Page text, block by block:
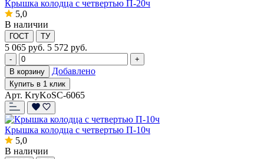
Крышка колодца с четвертью П-20ч
5,0
В наличии
ГОСТ ТУ
5 065 руб. 5 572 руб.
-
+
В корзину
Добавлено
Купить в 1 клик
Арт. KryKoSC-6065
Крышка колодца с четвертью П-10ч
5,0
В наличии